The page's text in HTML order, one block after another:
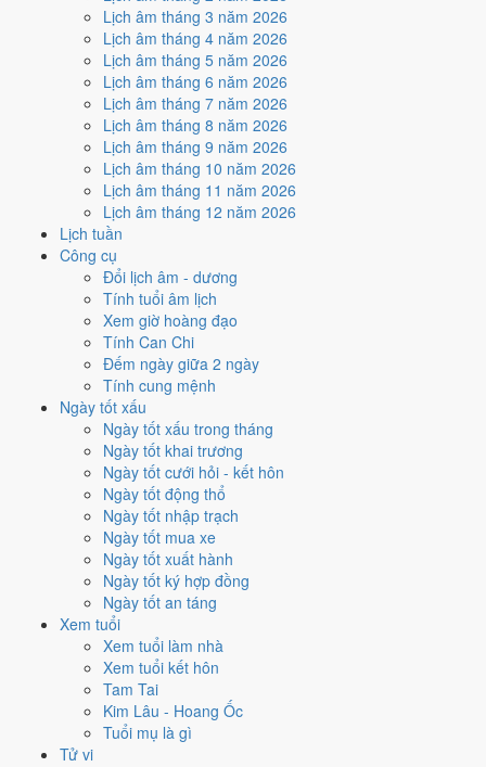
Lịch âm tháng 3 năm 2026
Lịch âm tháng 4 năm 2026
Lịch âm tháng 5 năm 2026
Lịch âm tháng 6 năm 2026
Lịch âm tháng 7 năm 2026
Lịch âm tháng 8 năm 2026
Lịch âm tháng 9 năm 2026
Lịch âm tháng 10 năm 2026
Lịch âm tháng 11 năm 2026
Lịch âm tháng 12 năm 2026
Lịch tuần
Công cụ
Đổi lịch âm - dương
Tính tuổi âm lịch
Xem giờ hoàng đạo
Tính Can Chi
Đếm ngày giữa 2 ngày
Tính cung mệnh
Ngày tốt xấu
Ngày tốt xấu trong tháng
Ngày tốt khai trương
Ngày tốt cưới hỏi - kết hôn
Ngày tốt động thổ
Ngày tốt nhập trạch
Ngày tốt mua xe
Ngày tốt xuất hành
Ngày tốt ký hợp đồng
Ngày tốt an táng
Xem tuổi
Xem tuổi làm nhà
Xem tuổi kết hôn
Tam Tai
Kim Lâu - Hoang Ốc
Tuổi mụ là gì
Tử vi
Cách tính ngày tốt
Nhập trạch - vào nhà mới
Tốt
Nhập trạch - vào nhà mới hôm nay ở
Ngày Hoàng Đạo.
Cách tính ngày tốt
Mua xe - tậu xe
Rất tốt
Mua xe - tậu xe hôm nay ởmức rất tốt (9/10)
Mãn và Ngày Hoàng Đạo
Cách tính ngày tốt
Xuất hành - đi xa
Rất tốt
Xuất hành - đi xa hôm nay ở
Mãn và Ngày Hoàng Đạo
Cách tính ngày tốt
Tìm hiểu cách chấm: Trực Mãn nghĩa là gì
phân biệt Hoàng Đạo - Hắc Đạo· Can Chi và Ngũ hành ngày
Điểm số tổng hợp từ Trực, Sao 28 Tú và Hoàng Đạo - Hắc Đạo.
sánh cả tháng
Nếu ngày 12/8/2029 không hợp
việc của bạn thì sao?
Ngày 12/8 tốt tổng thể nhưng không phải việc nào cũng thuận. Hai
việc bị chấm thấp nhất hôm nay là
2 cách hạ rủi ro mà vẫn giữ được lịch của bạn.
Không cần dời ngày vì 30 ngày quanh 12/8/2029 không có ngày nào
điểm cao hơn 7.4/10 của hôm nay. Việc
nên có thể đẩy sớm ngay trong ngày.
Coi việc vào giờ Hoàng Đạo trong chính ngày này.